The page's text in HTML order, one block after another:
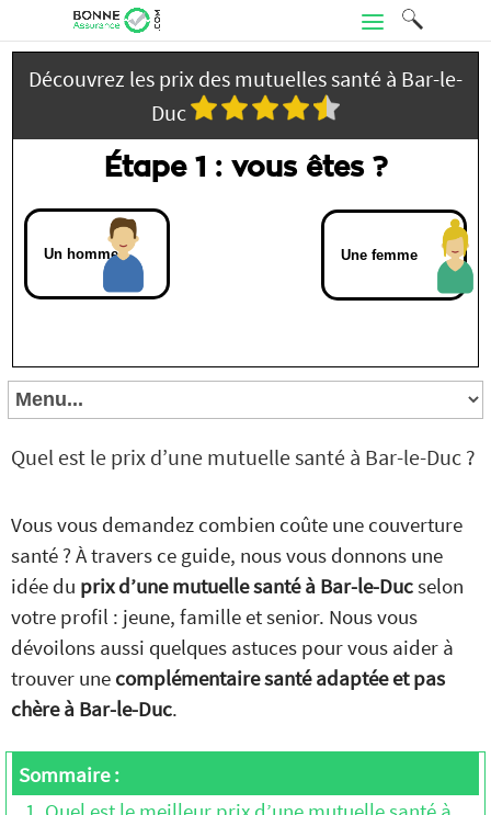
Découvrez les prix des mutuelles santé à Bar-le-
Duc
Étape 1 : vous êtes ?
Un homme Une femme
Quel est le prix d’une mutuelle santé à Bar-le-Duc ?
Vous vous demandez combien coûte une couverture
santé ? À travers ce guide, nous vous donnons une
idée du prix d’une mutuelle santé à Bar-le-Ducselon
votre profil : jeune, famille et senior. Nous vous
dévoilons aussi quelques astuces pour vous aider à
trouver une complémentaire santé adaptée et pas
chère à Bar-le-Duc.
Sommaire :